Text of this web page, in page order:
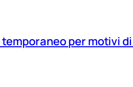
per motivi